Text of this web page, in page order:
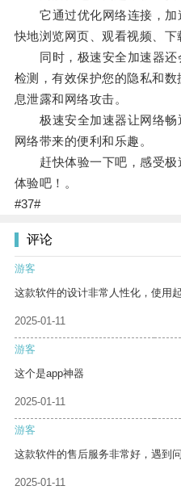
它通过优化网络连接，加
快地浏览网页、观看视频、下
同时，极速安全加速器还
检测，有效保护您的隐私和
息泄露和网络攻击。
极速安全加速器让网络畅
网络带来的便利和乐趣。
赶快体验一下吧，感受极
体验吧！。
#37#
评论
游客
这款软件的设计非常人性化，使用
2025-01-11
游客
这个是app神器
2025-01-11
游客
这款软件的售后服务非常好，遇到
2025-01-11